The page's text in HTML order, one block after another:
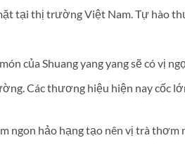
tại thị trường Việt Nam. Tự hào
của Shuang yang yang sẽ có vị
Các thương hiệu hiện nay cốc
hảo hạng tạo nên vị trà thơm